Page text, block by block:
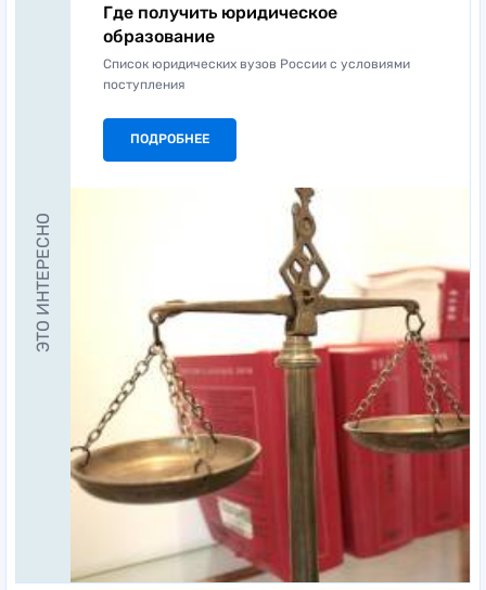
ЭТО ИНТЕРЕСНО
Где получить юридическое
образование
Список юридических вузов России с условиями
поступления
ПОДРОБНЕЕ